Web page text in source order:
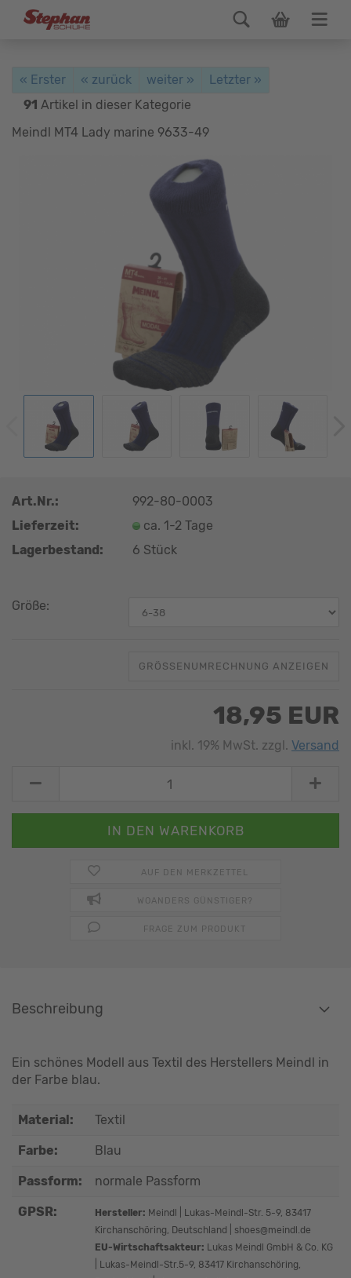
« Erster « zurück weiter »
Letzter »
91 Artikel in dieser Kategorie
Meindl MT4 Lady marine 9633-49
Art.Nr.:
992-80-0003
Lieferzeit:
ca. 1-2 Tage
Lagerbestand:
6 Stück
Größe:
GRÖSSENUMRECHNUNG ANZEIGEN
18,95 EUR
inkl. 19% MwSt. zzgl. Versand
AUF DEN MERKZETTEL
WOANDERS GÜNSTIGER?
FRAGE ZUM PRODUKT
Beschreibung
Ein schönes Modell aus Textil des Herstellers Meindl in
der Farbe blau.
Material: Textil
Farbe: Blau
Passform: normale Passform
GPSR: Hersteller: Meindl | Lukas-Meindl-Str. 5-9, 83417
Kirchanschöring, Deutschland | shoes@meindl.de
EU-Wirtschaftsakteur: Lukas Meindl GmbH & Co. KG
| Lukas-Meindl-Str.5-9, 83417 Kirchanschöring,